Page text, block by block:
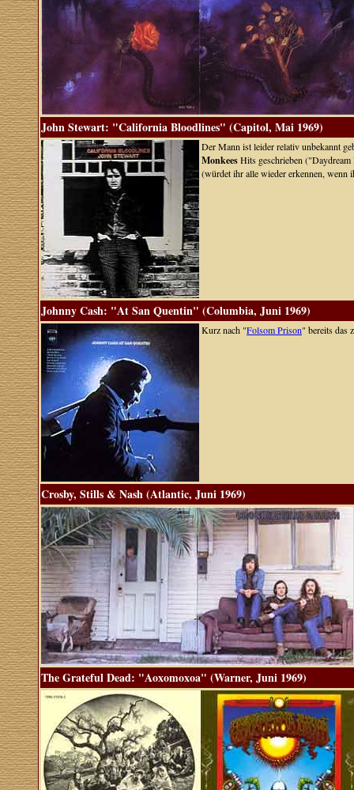
John Stewart: "California Bloodlines" (Capitol, Mai 1969)
Der Mann ist leider relativ unbekannt
MonkeesHits geschrieben
(würdet ihr alle wieder erkennen, wenn
Johnny Cash: "At San Quentin" (Columbia, Juni 1969)
Kurz nach "Folsom Prison" bereits das
Crosby, Stills & Nash (Atlantic, Juni 1969)
The Grateful Dead: "Aoxomoxoa" (Warner, Juni 1969)